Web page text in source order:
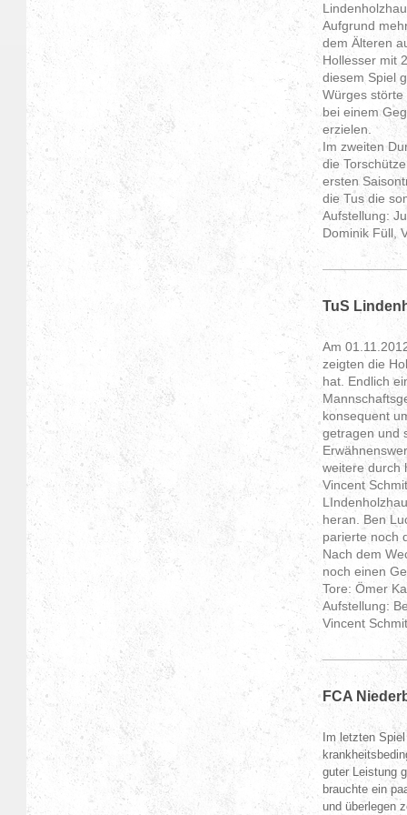
Aufgrund
dem Älteren
Hollesser mit
diesem Spiel
Würges
bei einem
erzielen.
Im zweiten
die
ersten
die Tus die
Aufstellung:
Dominik Füll,
TuS
Am
zeigten die
hat. Endlich
konsequent
getragen und
weitere durch
Vincent
heran. Ben
parierte noch
Nach dem
noch einen
Tore: Ömer
Aufstellung:
Vincent
FCA
Im letzten
guter Leistung
brauchte ein
und überlegen